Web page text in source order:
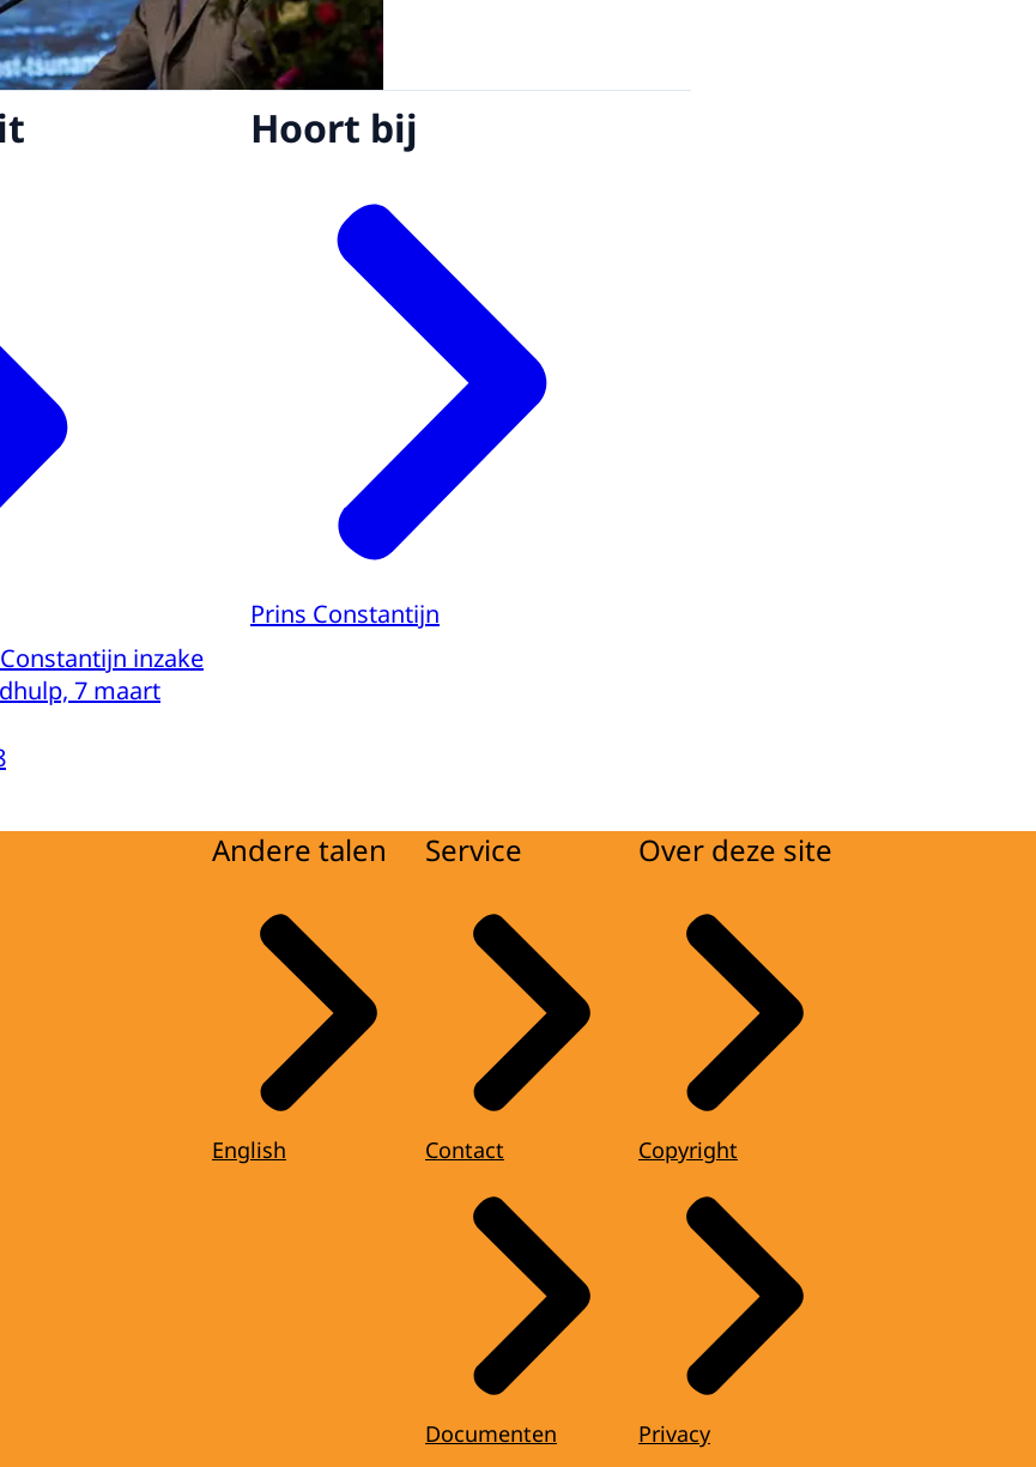
inzake
7 maart
Hoort bij
Prins Constantijn
Andere talen
English
Service
Contact
Documenten
Over deze site
Copyright
Privacy